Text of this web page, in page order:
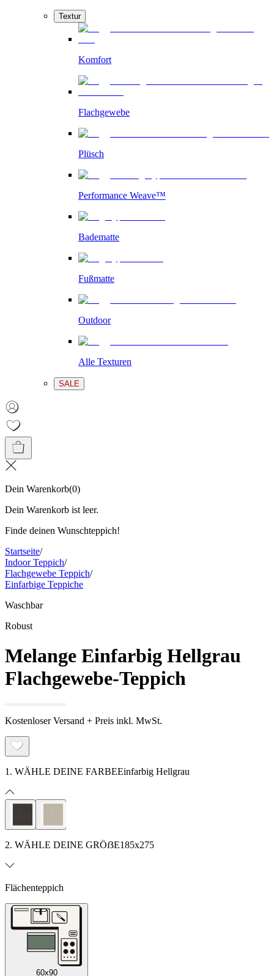
Textur
Komfort
Flachgewebe
Plüsch
Performance Weave™
Badematte
Fußmatte
Outdoor
Alle Texturen
SALE
Dein Warenkorb(0)
Dein Warenkorb ist leer.
Finde deinen Wunschteppich!
Startseite/
Indoor Teppich/
Flachgewebe Teppich/
Einfarbige Teppiche
Waschbar
Robust
Melange Einfarbig Hellgrau
Flachgewebe-Teppich
Kostenloser Versand + Preis inkl. MwSt.
1. WÄHLE DEINE FARBEEinfarbig Hellgrau
2. WÄHLE DEINE GRÖẞE185x275
Flächenteppich
60x90